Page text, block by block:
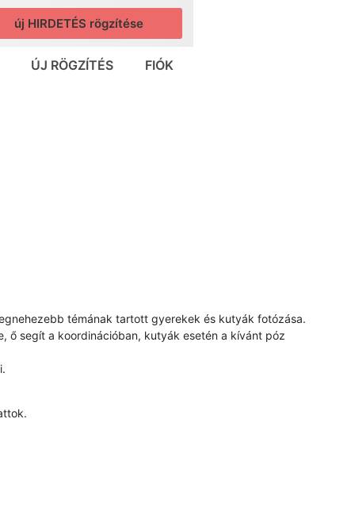
új HIRDETÉS rögzítése
ÚJ RÖGZÍTÉS FIÓK
témának tartott gyerekek és kutyák fotózása.
ő segít a koordinációban, kutyák esetén a kívánt póz